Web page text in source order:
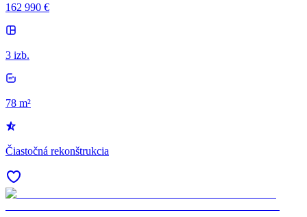
162 990 €
3 izb.
78 m²
Čiastočná rekonštrukcia